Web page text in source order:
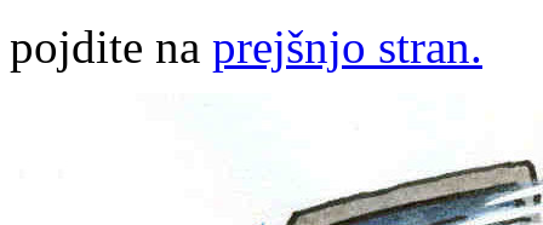
pojdite na prejšnjo stran.